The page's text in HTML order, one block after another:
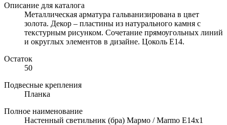
Описание для каталога
Металлическая арматура гальванизирована в цвет
золота. Декор – пластины из натурального камня с
текстурным рисунком. Сочетание прямоугольных линий
и округлых элементов в дизайне. Цоколь Е14.
Остаток
50
Подвесные крепления
Планка
Полное наименование
Настенный светильник (бра) Мармо / Marmo E14х1